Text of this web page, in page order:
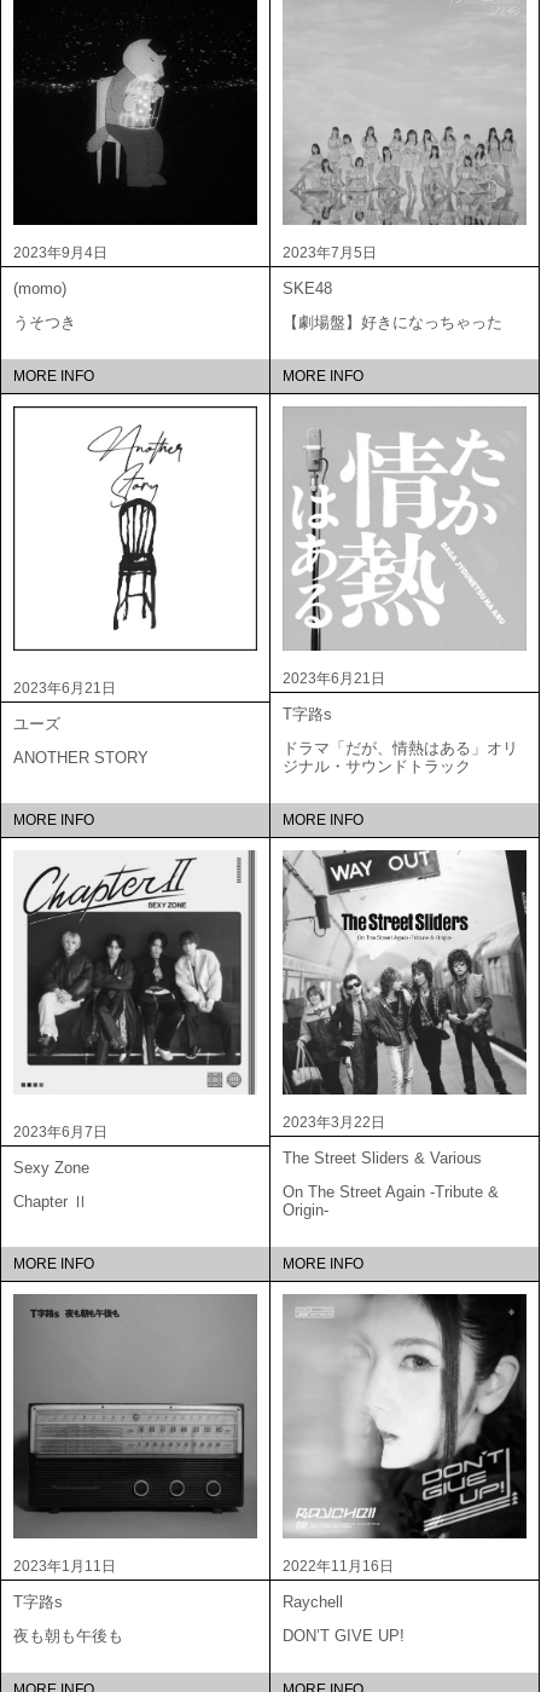
2023年9月4日
(momo)
うそつき
MORE INFO
2023年7月5日
SKE48
【劇場盤】好きになっちゃった
MORE INFO
2023年6月21日
ユーズ
ANOTHER STORY
MORE INFO
2023年6月21日
T字路s
ドラマ「だが、情熱はある」オリ
ジナル・サウンドトラック
MORE INFO
2023年6月7日
Sexy Zone
Chapter Ⅱ
MORE INFO
2023年3月22日
The Street Sliders & Various
On The Street Again -Tribute &
Origin-
MORE INFO
2023年1月11日
T字路s
夜も朝も午後も
2022年11月16日
Raychell
DON’T GIVE UP!